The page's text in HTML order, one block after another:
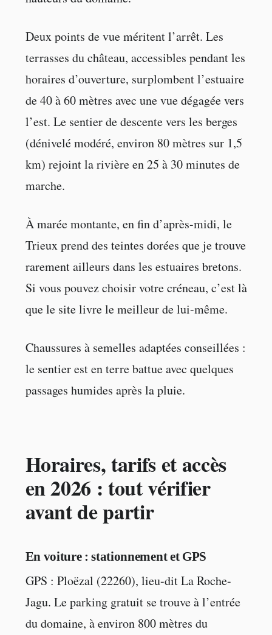
Deux points de vue méritent l’arrêt. Les
terrasses du château, accessibles pendant les
horaires d’ouverture, surplombent l’estuaire
de 40 à 60 mètres avec une vue dégagée vers
l’est. Le sentier de descente vers les berges
(dénivelé modéré, environ 80 mètres sur 1,5
km) rejoint la rivière en 25 à 30 minutes de
marche.
À marée montante, en fin d’après-midi, le
Trieux prend des teintes dorées que je trouve
rarement ailleurs dans les estuaires bretons.
Si vous pouvez choisir votre créneau, c’est là
que le site livre le meilleur de lui-même.
Chaussures à semelles adaptées conseillées :
le sentier est en terre battue avec quelques
passages humides après la pluie.
Horaires, tarifs et accès
en 2026 : tout vérifier
avant de partir
En voiture : stationnement et GPS
GPS : Ploëzal (22260), lieu-dit La Roche-
Jagu. Le parking gratuit se trouve à l’entrée
du domaine, à environ 800 mètres du